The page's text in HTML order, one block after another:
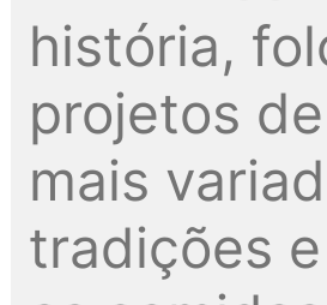
história,
projetos
mais
tradições